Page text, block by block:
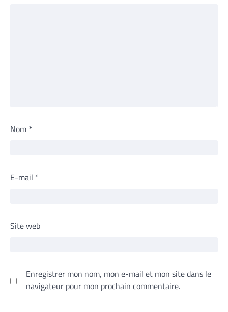
Nom *
E-mail *
Site web
Enregistrer mon nom, mon e-mail et mon site dans le
navigateur pour mon prochain commentaire.